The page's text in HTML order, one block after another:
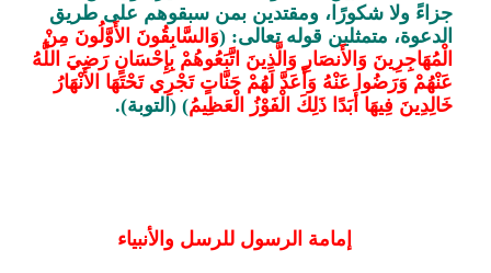
جزاءً ولا شكورًا، ومقتدين بمن سبقوهم على طريق
الدعوة، متمثلين قوله تعالى: (وَالسَّابِقُونَ الأَوَّلُونَ مِنْ
الْمُهَاجِرِينَ وَالأَنصَارِ وَالَّذِينَ اتَّبَعُوهُمْ بِإِحْسَانٍ رَضِيَ اللَّهُ
عَنْهُمْ وَرَضُوا عَنْهُ وَأَعَدَّ لَهُمْ جَنَّاتٍ تَجْرِي تَحْتَهَا الأَنْهَارُ
خَالِدِينَ فِيهَا أَبَدًا ذَلِكَ الْفَوْزُ الْعَظِيمُ) (التوبة).
إمامة الرسول للرسل والأنبياء